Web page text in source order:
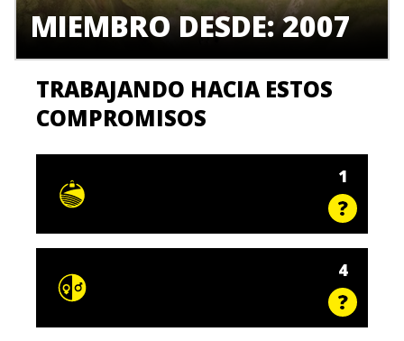
MIEMBRO DESDE: 2007
TRABAJANDO HACIA ESTOS
COMPROMISOS
1
4